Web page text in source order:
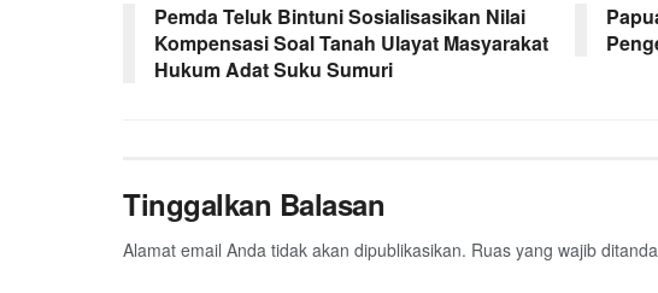
Pemda Teluk Bintuni Sosialisasikan Nilai
Kompensasi Soal Tanah Ulayat Masyarakat
Hukum Adat Suku Sumuri
Tinggalkan Balasan
Alamat email Anda tidak akan dipublikasikan. Ruas yang wajib